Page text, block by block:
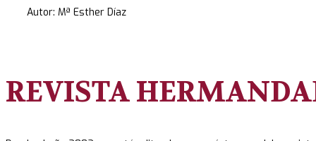
Autor: Mª Esther Díaz
REVISTA